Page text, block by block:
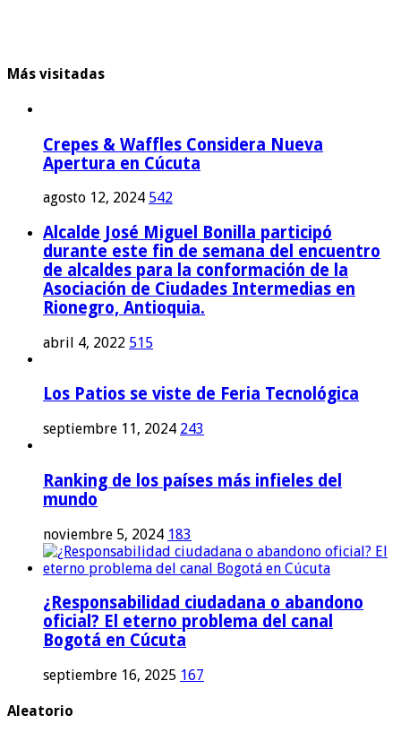
Más visitadas
Crepes & Waffles Considera Nueva
Apertura en Cúcuta
agosto 12, 2024 542
Alcalde José Miguel Bonilla participó
durante este fin de semana del encuentro
de alcaldes para la conformación de la
Asociación de Ciudades Intermedias en
Rionegro, Antioquia.
abril 4, 2022 515
Los Patios se viste de Feria Tecnológica
septiembre 11, 2024 243
Ranking de los países más infieles del
mundo
noviembre 5, 2024 183
¿Responsabilidad ciudadana o abandono
oficial? El eterno problema del canal
Bogotá en Cúcuta
septiembre 16, 2025 167
Aleatorio